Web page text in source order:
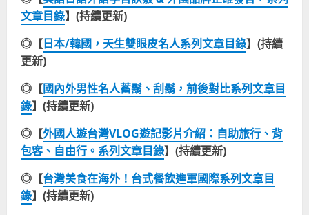
文章目錄】(持續更新)
◎【日本/韓國，天生雙眼皮名人系列文章目錄】(持續
更新)
◎【國內外男性名人蓄鬍、刮鬍，前後對比系列文章目
錄】(持續更新)
◎【外國人遊台灣VLOG遊記影片介紹：自助旅行、背
包客、自由行。系列文章目錄】(持續更新)
◎【台灣美食在海外！台式餐飲進軍國際系列文章目
錄】(持續更新)